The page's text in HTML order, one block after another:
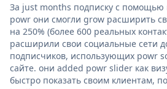
За just months подписку с
powr они смогли grow расширить
на 250% (более 600 реальных
расширили свои социальные сети
подписчиков, использующих powr
сайте. они added powr slider как
быстро показать своим клиентам,